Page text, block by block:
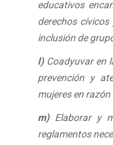
educativos
derechos
inclusión de
l)Coadyuvar en
prevención y
mujeres en razón
m)Elaborar y
reglamentos